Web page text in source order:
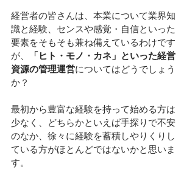
経営者の皆さんは、本業について業界知
識と経験、センスや感覚・自信といった
要素をそもそも兼ね備えているわけです
が、
「ヒト・モノ・カネ」といった経営
資源の管理運営についてはどうでしょう
か？
最初から豊富な経験を持って始める方は
少なく、どちらかといえば手探りで不安
のなか、徐々に経験を蓄積しやりくりし
ている方がほとんどではないかと思いま
す。